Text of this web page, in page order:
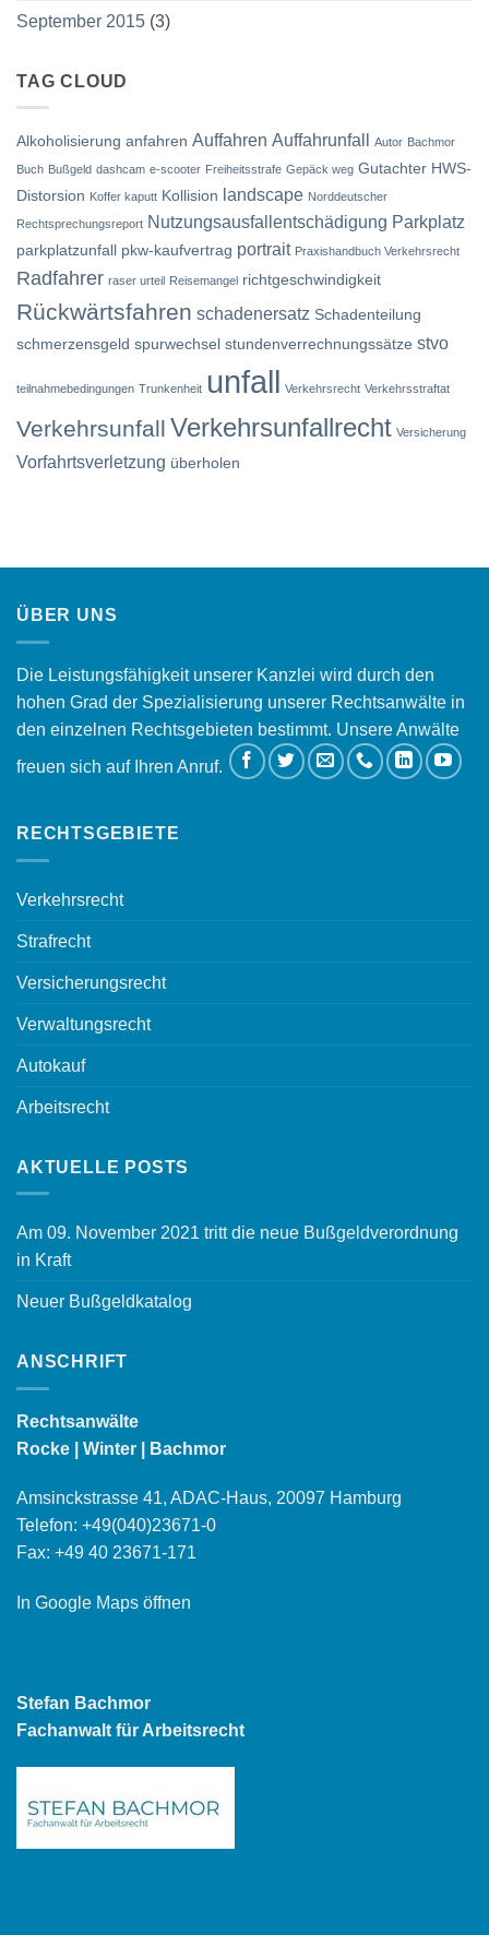
September 2015 (3)
TAG CLOUD
Alkoholisierung anfahren Auffahren Auffahrunfall Autor Bachmor
Buch Bußgeld dashcam e-scooter Freiheitsstrafe Gepäck weg Gutachter HWS-
Distorsion Koffer kaputt Kollision landscape Norddeutscher
Rechtsprechungsreport Nutzungsausfallentschädigung Parkplatz
parkplatzunfall pkw-kaufvertrag portrait Praxishandbuch Verkehrsrecht
Radfahrer raser urteil Reisemangel richtgeschwindigkeit
Rückwärtsfahren schadenersatz Schadenteilung
schmerzensgeld spurwechsel stundenverrechnungssätze stvo
teilnahmebedingungen Trunkenheit unfall Verkehrsrecht Verkehrsstraftat
Verkehrsunfall Verkehrsunfallrecht Versicherung
Vorfahrtsverletzung überholen
ÜBER UNS
Die Leistungsfähigkeit unserer Kanzlei wird durch den
hohen Grad der Spezialisierung unserer Rechtsanwälte in
den einzelnen Rechtsgebieten bestimmt. Unsere Anwälte
freuen sich auf Ihren Anruf.
RECHTSGEBIETE
Verkehrsrecht
Strafrecht
Versicherungsrecht
Verwaltungsrecht
Autokauf
Arbeitsrecht
AKTUELLE POSTS
Am 09. November 2021 tritt die neue Bußgeldverordnung
in Kraft
Neuer Bußgeldkatalog
ANSCHRIFT
Rechtsanwälte
Rocke | Winter | Bachmor
Amsinckstrasse 41, ADAC-Haus, 20097 Hamburg
Telefon: +49(040)23671-0
Fax: +49 40 23671-171
In Google Maps öffnen
Stefan Bachmor
Fachanwalt für Arbeitsrecht